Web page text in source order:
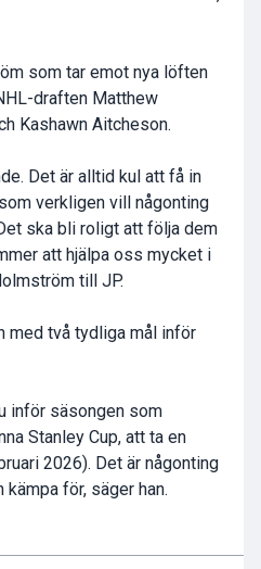
som tar emot nya löften
draften Matthew
Kashawn Aitcheson.
Det är alltid kul att få in
verkligen vill någonting
ska bli roligt att följa dem
att hjälpa oss mycket i
till JP.
med två tydliga mål inför
inför säsongen som
Stanley Cup, att ta en
2026). Det är någonting
för, säger han.